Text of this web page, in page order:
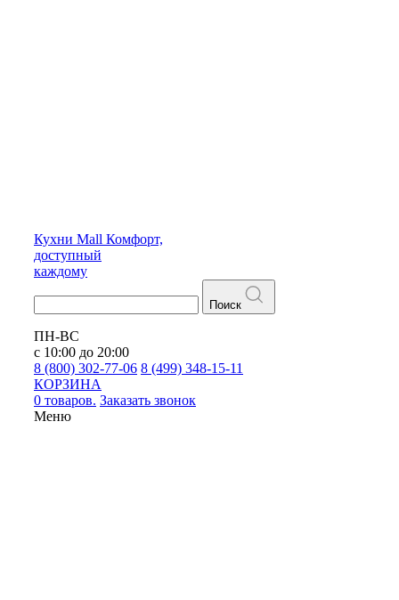
Кухни Mall Комфорт,
доступный
каждому
Поиск
ПН-ВС
с 10:00 до 20:00
8 (800) 302-77-06 8 (499) 348-15-11
КОРЗИНА
0 товаров. Заказать звонок
Меню